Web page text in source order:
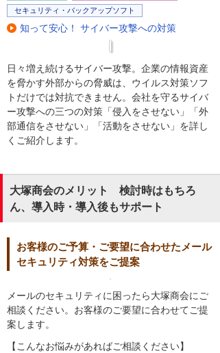
セキュリティ・バックアップソフト
知って安心！ サイバー攻撃への対策
日々増え続けるサイバー攻撃。企業の情報資産
を脅かす外部からの脅威は、ウイルス対策ソフ
トだけでは対抗できません。会社を守るサイバ
ー攻撃への三つの対策「侵入をさせない」「外
部通信をさせない」「活動をさせない」を詳し
くご紹介します。
大塚商会のメリット 検討時はもちろ
ん、導入時・導入後もサポート
お客様のご予算・ご要望に合わせたメール
セキュリティ対策をご提案
メールのセキュリティに困ったら大塚商会にご
相談ください。お客様のご要望に合わせてご提
案します。
【こんなお悩みがあればご相談ください】